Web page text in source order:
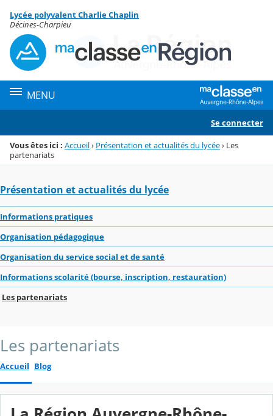
Menu de la rubrique
Contenu
Lycée polyvalent Charlie Chaplin
Décines-Charpieu
MENU
Se connecter
Vous êtes ici : Accueil› Présentation et actualités du lycée› Les
partenariats
Présentation et actualités du lycée
Informations pratiques
Organisation pédagogique
Organisation du service social et de santé
Informations scolarité (bourse, inscription, restauration)
Les partenariats
Les partenariats
Accueil Blog